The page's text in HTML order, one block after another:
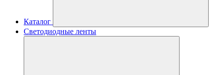
Каталог
Светодиодные ленты